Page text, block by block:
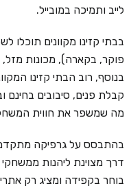
לייב ותמיכה במובייל.
בבתי קזינו מקוונים
פוקר, בקארה), מכונות מזל,
בנוסף, רוב הבתי קזינו
קבלת פנים, סיבובים בחינם
מה שמשפר את חווית
בהתבסס על גרפיקה מתקדמת
בוחר בקפידה ומציג רק